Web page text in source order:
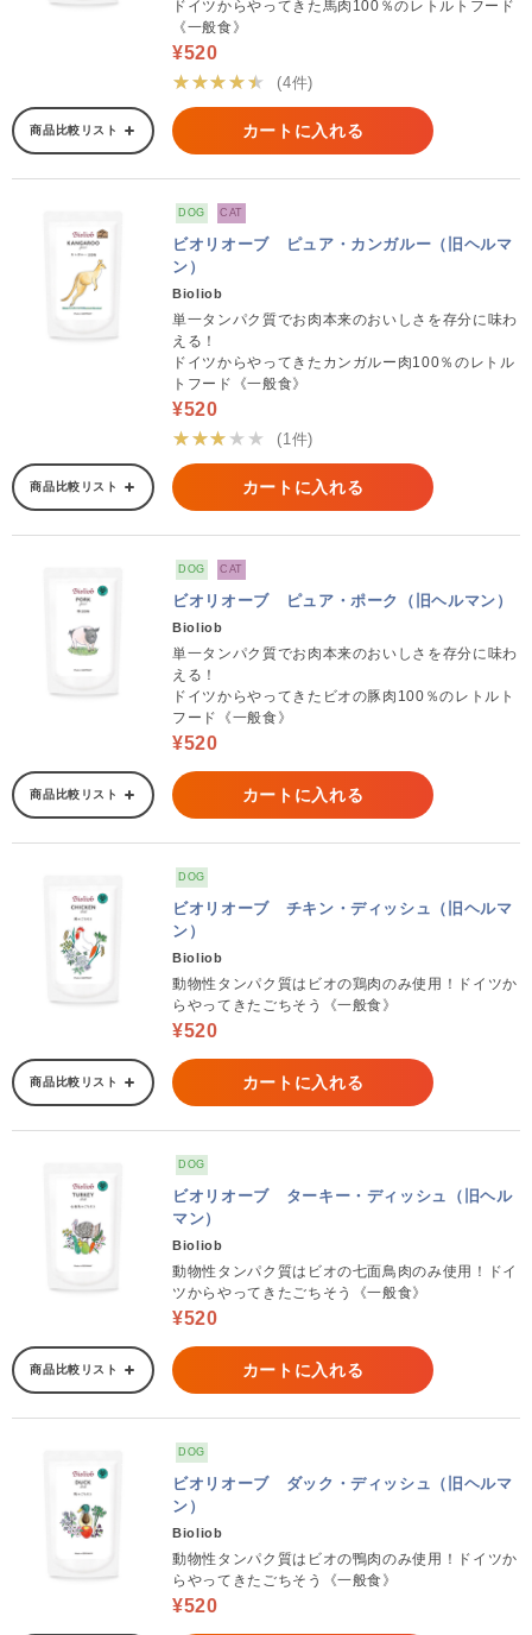
ドイツからやってきた馬肉100％のレトルトフード
《一般食》
¥520
★★★★★
(4件)
商品比較リスト カートに入れる
DOG CAT
ビオリオーブ ピュア・カンガルー（旧ヘルマ
ン）
Bioliob
単一タンパク質でお肉本来のおいしさを存分に味わ
える！
ドイツからやってきたカンガルー肉100％のレトル
トフード《一般食》
¥520
★★★★★
(1件)
商品比較リスト カートに入れる
DOG CAT
ビオリオーブ ピュア・ポーク（旧ヘルマン）
Bioliob
単一タンパク質でお肉本来のおいしさを存分に味わ
える！
ドイツからやってきたビオの豚肉100％のレトルト
フード《一般食》
¥520
商品比較リスト カートに入れる
DOG
ビオリオーブ チキン・ディッシュ（旧ヘルマ
ン）
Bioliob
動物性タンパク質はビオの鶏肉のみ使用！ドイツか
らやってきたごちそう《一般食》
¥520
商品比較リスト カートに入れる
DOG
ビオリオーブ ターキー・ディッシュ（旧ヘル
マン）
Bioliob
動物性タンパク質はビオの七面鳥肉のみ使用！ドイ
ツからやってきたごちそう《一般食》
¥520
商品比較リスト カートに入れる
DOG
ビオリオーブ ダック・ディッシュ（旧ヘルマ
ン）
Bioliob
動物性タンパク質はビオの鴨肉のみ使用！ドイツか
らやってきたごちそう《一般食》
¥520